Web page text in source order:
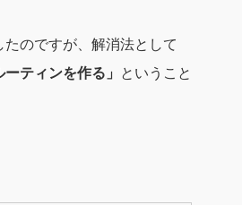
のですが、解消法として
ティンを作る」 ということ